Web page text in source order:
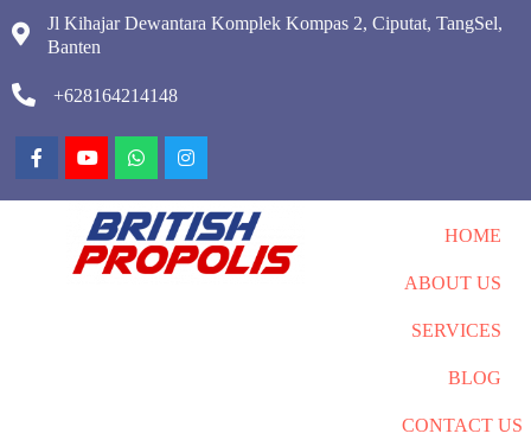
Jl Kihajar Dewantara Komplek Kompas 2, Ciputat, TangSel,
Banten
+628164214148
HOME
ABOUT US
SERVICES
BLOG
CONTACT US